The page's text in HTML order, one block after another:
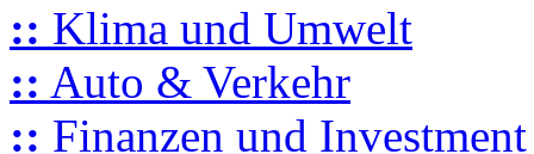
:: Klima und Umwelt
:: Auto & Verkehr
:: Finanzen und Investment